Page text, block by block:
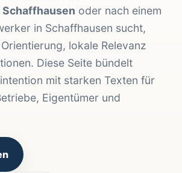
oder nach einem
in Schaffhausen sucht,
lokale Relevanz
Diese Seite bündelt
mit starken Texten für
Eigentümer und